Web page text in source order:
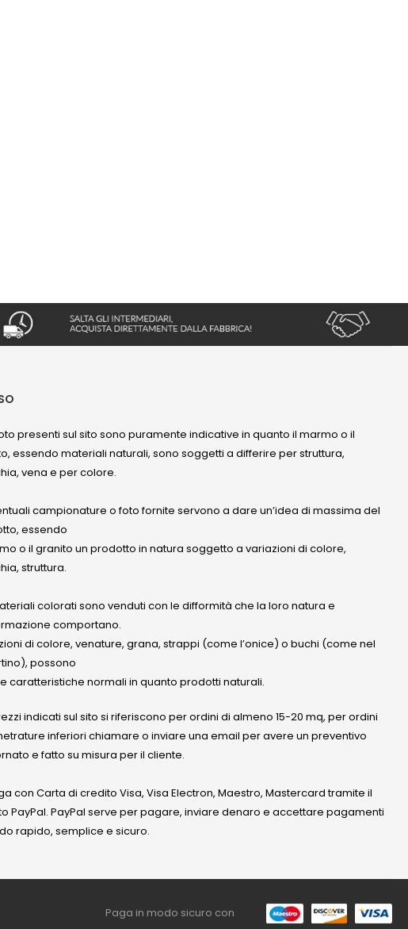
presenti sul sito sono puramente indicative in quanto il marmo o il
essendo materiali naturali, sono soggetti a differire per struttura,
vena e per colore.
campionature o foto fornite servono a dare un’idea di massima del
essendo
o il granito un prodotto in natura soggetto a variazioni di colore,
struttura.
colorati sono venduti con le difformità che la loro natura e
comportano.
di colore, venature, grana, strappi (come l’onice) o buchi (come nel
possono
caratteristiche normali in quanto prodotti naturali.
indicati sul sito si riferiscono per ordini di almeno 15-20 mq, per ordini
inferiori chiamare o inviare una email per avere un preventivo
e fatto su misura per il cliente.
con Carta di credito Visa, Visa Electron, Maestro, Mastercard tramite il
PayPal. PayPal serve per pagare, inviare denaro e accettare pagamenti
rapido, semplice e sicuro.
Paga in modo sicuro con